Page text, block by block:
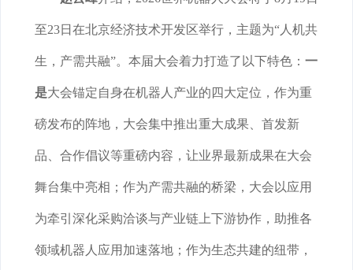
至23日在北京经济技术开发区举行，主题为“人机共
生，产需共融”。本届大会着力打造了以下特色： 一
是大会锚定自身在机器人产业的四大定位，作为重
磅发布的阵地，大会集中推出重大成果、首发新
品、合作倡议等重磅内容，让业界最新成果在大会
舞台集中亮相；作为产需共融的桥梁，大会以应用
为牵引深化采购洽谈与产业链上下游协作，助推各
领域机器人应用加速落地；作为生态共建的纽带，